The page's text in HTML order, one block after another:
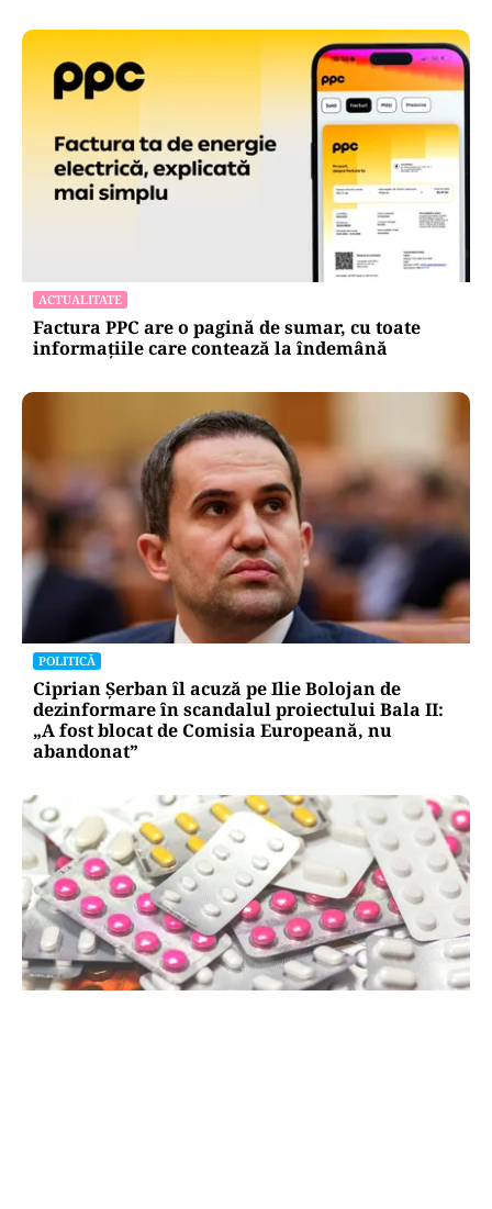
ACTUALITATE
Factura PPC are o pagină de sumar, cu toate
informațiile care contează la îndemână
POLITICĂ
Ciprian Șerban îl acuză pe Ilie Bolojan de
dezinformare în scandalul proiectului Bala II:
„A fost blocat de Comisia Europeană, nu
abandonat”